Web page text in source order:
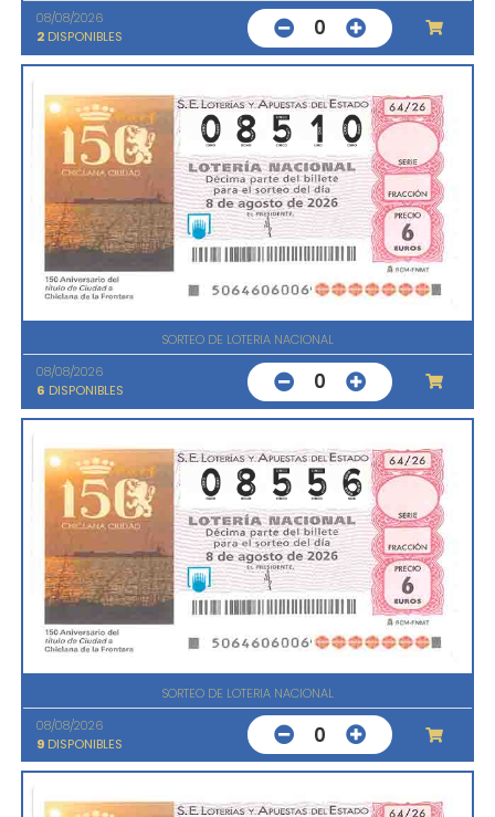
08/08/2026
2 DISPONIBLES 0
SORTEO DE LOTERIA NACIONAL
08/08/2026
6 DISPONIBLES 0
SORTEO DE LOTERIA NACIONAL
08/08/2026
9 DISPONIBLES 0